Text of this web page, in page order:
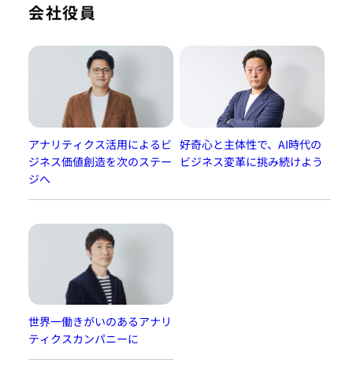
会社役員
アナリティクス活用によるビ
ジネス価値創造を次のステー
ジへ
好奇心と主体性で、AI時代の
ビジネス変革に挑み続けよう
世界一働きがいのあるアナリ
ティクスカンパニーに